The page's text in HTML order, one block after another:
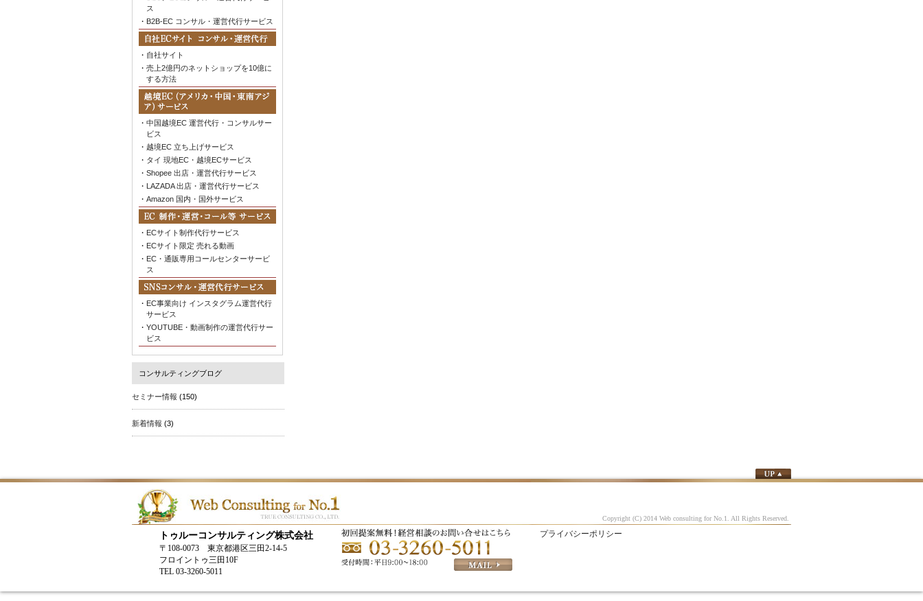
ス
・ B2B-EC コンサル・運営代行サービス
・ 自社サイト
・ 売上2億円のネットショップを10億に
する方法
・ 中国越境EC 運営代行・コンサルサー
ビス
・ 越境EC 立ち上げサービス
・ タイ 現地EC・越境ECサービス
・ Shopee 出店・運営代行サービス
・ LAZADA 出店・運営代行サービス
・ Amazon 国内・国外サービス
・ ECサイト制作代行サービス
・ ECサイト限定 売れる動画
・ EC・通販専用コールセンターサービ
ス
・ EC事業向け インスタグラム運営代行
サービス
・ YOUTUBE・動画制作の運営代行サー
ビス
コンサルティングブログ
セミナー情報 (150)
新着情報 (3)
Copyright (C) 2014 Web consulting for No.1. All Rights Reserved.
トゥルーコンサルティング株式会社
〒108-0073 東京都港区三田2-14-5
フロイントゥ三田10F
TEL 03-3260-5011
プライバシーポリシー